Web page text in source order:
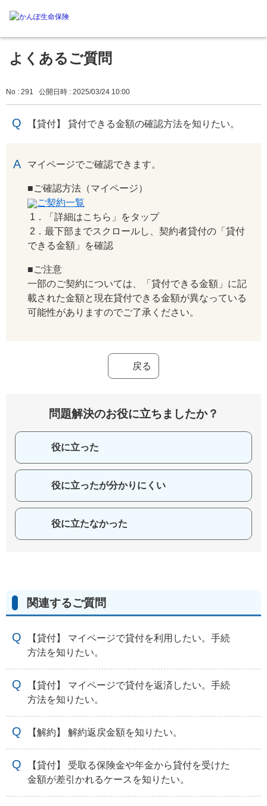
よくあるご質問
No : 291 公開日時 : 2025/03/24 10:00
【貸付】 貸付できる金額の確認方法を知りたい。
マイページでご確認できます。
■ご確認方法（マイページ）
ご契約一覧
1．「詳細はこちら」をタップ
2．最下部までスクロールし、契約者貸付の「貸付
できる金額」を確認
■ご注意
一部のご契約については、「貸付できる金額」に記
載された金額と現在貸付できる金額が異なっている
可能性がありますのでご了承ください。
戻る
問題解決のお役に立ちましたか？
役に立った
役に立ったが分かりにくい
役に立たなかった
関連するご質問
【貸付】 マイページで貸付を利用したい。手続
方法を知りたい。
【貸付】 マイページで貸付を返済したい。手続
方法を知りたい。
【解約】 解約返戻金額を知りたい。
【貸付】 受取る保険金や年金から貸付を受けた
金額が差引かれるケースを知りたい。